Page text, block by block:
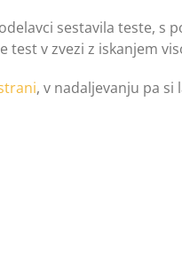
sestavila teste,
test v zvezi z iskanjem
, v nadaljevanju pa